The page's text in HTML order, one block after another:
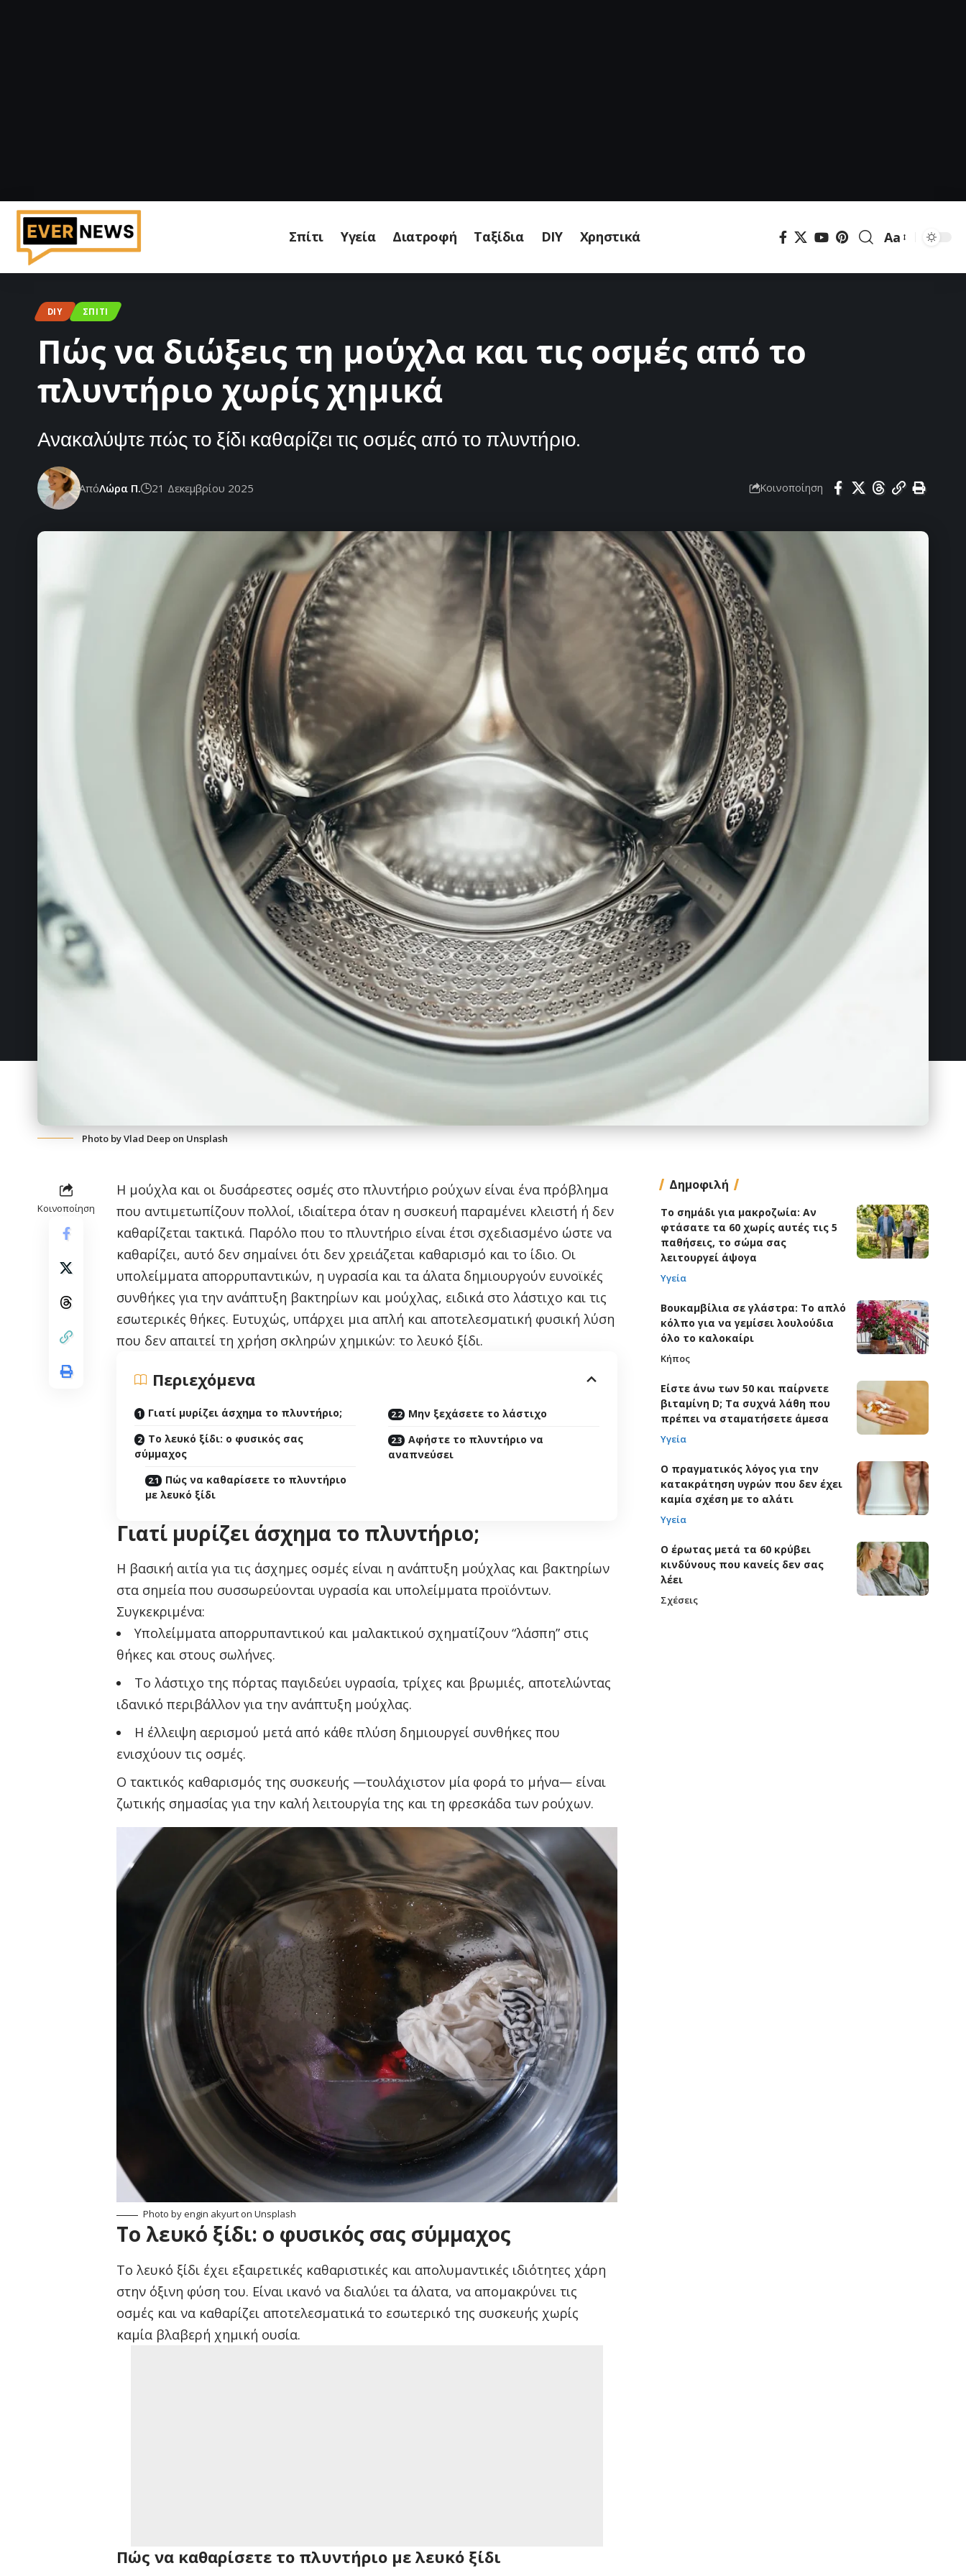
Σπίτι Υγεία Διατροφή Ταξίδια DIY Χρηστικά
Μεγέθυνση
Aa
DIY ΣΠΊΤΙ
Πώς να διώξεις τη μούχλα και τις οσμές από το
πλυντήριο χωρίς χημικά
Ανακαλύψτε πώς το ξίδι καθαρίζει τις οσμές από το πλυντήριο.
ΑπόΛώρα Π. 21 Δεκεμβρίου 2025 Κοινοποίηση
Photo byVlad Deep on Unsplash
Κοινοποίηση
Η μούχλα και οι δυσάρεστες οσμές στο πλυντήριο ρούχων είναι ένα πρόβλημα
που αντιμετωπίζουν πολλοί, ιδιαίτερα όταν η συσκευή παραμένει κλειστή ή δεν
καθαρίζεται τακτικά. Παρόλο που το πλυντήριο είναι έτσι σχεδιασμένο ώστε να
καθαρίζει, αυτό δεν σημαίνει ότι δεν χρειάζεται καθαρισμό και το ίδιο. Οι
υπολείμματα απορρυπαντικών, η υγρασία και τα άλατα δημιουργούν ευνοϊκές
συνθήκες για την ανάπτυξη βακτηρίων και μούχλας, ειδικά στο λάστιχο και τις
εσωτερικές θήκες. Ευτυχώς, υπάρχει μια απλή και αποτελεσματική φυσική λύση
που δεν απαιτεί τη χρήση σκληρών χημικών: το λευκό ξίδι.
Περιεχόμενα
Γιατί μυρίζει άσχημα το πλυντήριο;
Το λευκό ξίδι: ο φυσικός σας
σύμμαχος
Πώς να καθαρίσετε το πλυντήριο
με λευκό ξίδι
Μην ξεχάσετε το λάστιχο
Αφήστε το πλυντήριο να
αναπνεύσει
Γιατί μυρίζει άσχημα το πλυντήριο;
Η βασική αιτία για τις άσχημες οσμές είναι η ανάπτυξη μούχλας και βακτηρίων
στα σημεία που συσσωρεύονται υγρασία και υπολείμματα προϊόντων.
Συγκεκριμένα:
Υπολείμματα απορρυπαντικού και μαλακτικού σχηματίζουν “λάσπη” στις
θήκες και στους σωλήνες.
Το λάστιχο της πόρτας παγιδεύει υγρασία, τρίχες και βρωμιές, αποτελώντας
ιδανικό περιβάλλον για την ανάπτυξη μούχλας.
Η έλλειψη αερισμού μετά από κάθε πλύση δημιουργεί συνθήκες που
ενισχύουν τις οσμές.
Ο τακτικός καθαρισμός της συσκευής —τουλάχιστον μία φορά το μήνα— είναι
ζωτικής σημασίας για την καλή λειτουργία της και τη φρεσκάδα των ρούχων.
Photo byengin akyurton Unsplash
Το λευκό ξίδι: ο φυσικός σας σύμμαχος
Το λευκό ξίδι έχει εξαιρετικές καθαριστικές και απολυμαντικές ιδιότητες χάρη
στην όξινη φύση του. Είναι ικανό να διαλύει τα άλατα, να απομακρύνει τις
οσμές και να καθαρίζει αποτελεσματικά το εσωτερικό της συσκευής χωρίς
καμία βλαβερή χημική ουσία.
Πώς να καθαρίσετε το πλυντήριο με λευκό ξίδι
Δημοφιλή
Το σημάδι για μακροζωία: Αν
φτάσατε τα 60 χωρίς αυτές τις 5
παθήσεις, το σώμα σας
λειτουργεί άψογα
Υγεία
Βουκαμβίλια σε γλάστρα: Το απλό
κόλπο για να γεμίσει λουλούδια
όλο το καλοκαίρι
Κήπος
Είστε άνω των 50 και παίρνετε
βιταμίνη D; Τα συχνά λάθη που
πρέπει να σταματήσετε άμεσα
Υγεία
Ο πραγματικός λόγος για την
κατακράτηση υγρών που δεν έχει
καμία σχέση με το αλάτι
Υγεία
Ο έρωτας μετά τα 60 κρύβει
κινδύνους που κανείς δεν σας
λέει
Σχέσεις